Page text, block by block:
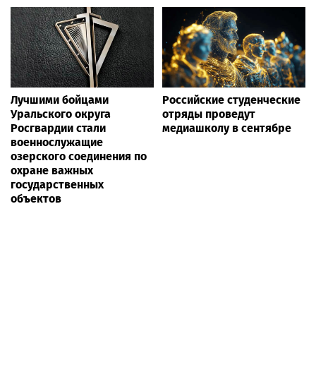
Лучшими бойцами
Уральского округа
Росгвардии стали
военнослужащие
озерского соединения по
охране важных
государственных
объектов
Российские студенческие
отряды проведут
медиашколу в сентябре